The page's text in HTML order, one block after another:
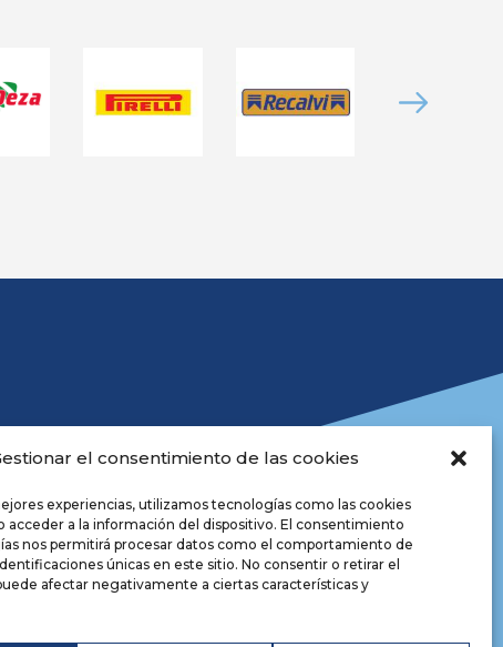
el consentimiento de las cookies
experiencias, utilizamos tecnologías como las cookies
acceder a la información del dispositivo. El consentimiento
nos permitirá procesar datos como el comportamiento de
únicas en este sitio. No consentir o retirar el
afectar negativamente a ciertas características y
legal
de privacidade